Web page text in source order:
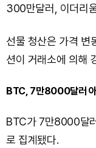
300만달러, 이더리
선물 청산은 가격 변
션이 거래소에 의해
BTC, 7만8000달러
BTC가 7만8000달
로 집계됐다.